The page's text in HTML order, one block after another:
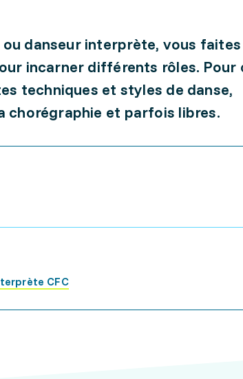
ou danseur interprète, vous faites
incarner différents rôles. Pour
techniques et styles de danse,
chorégraphie et parfois libres.
CFC